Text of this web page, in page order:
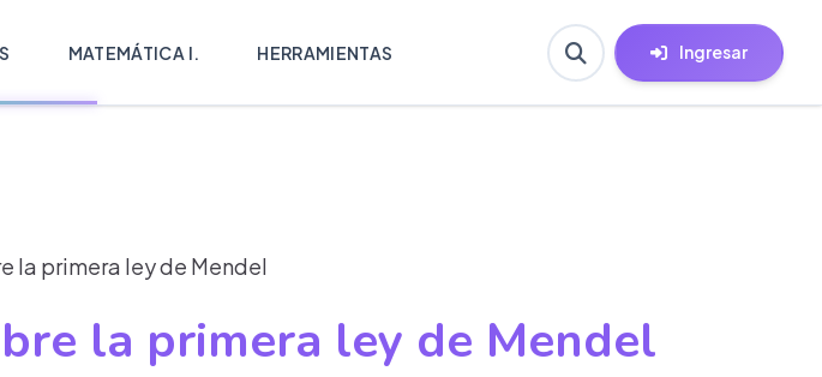
MATEMÁTICA I. HERRAMIENTAS Ingresar
la primera ley de Mendel
la primera ley de Mendel